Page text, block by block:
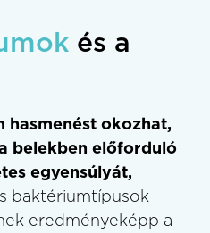
és a
okozhat,
belekben előforduló
egyensúlyát,
baktériumtípusok
eredményeképp a